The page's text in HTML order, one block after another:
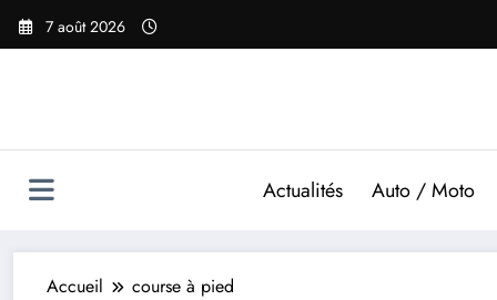
Aller
7 août 2026
Actualités Auto / Moto
Accueil course à pied